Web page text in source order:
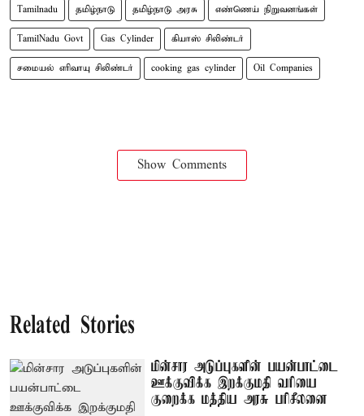
Tamilnadu தமிழ்நாடு தமிழ்நாடு அரசு எண்ணெய் நிறுவனங்கள்
TamilNadu Govt Gas Cylinder கியாஸ் சிலிண்டர்
சமையல் எரிவாயு சிலிண்டர் cooking gas cylinder Oil Companies
Show Comments
Related Stories
மின்சார அடுப்புகளின் பயன்பாட்டை
ஊக்குவிக்க இறக்குமதி வரியை
குறைக்க மத்திய அரசு பரிசீலனை